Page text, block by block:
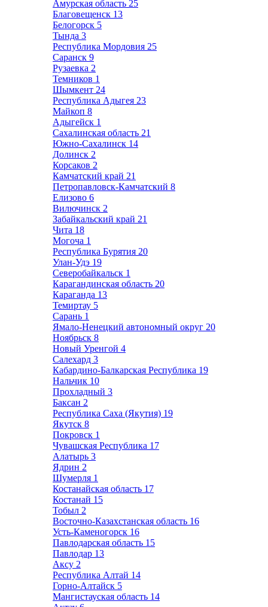
Амурская область 25
Благовещенск 13
Белогорск 5
Тында 3
Республика Мордовия 25
Саранск 9
Рузаевка 2
Темников 1
Шымкент 24
Республика Адыгея 23
Майкоп 8
Адыгейск 1
Сахалинская область 21
Южно-Сахалинск 14
Долинск 2
Корсаков 2
Камчатский край 21
Петропавловск-Камчатский 8
Елизово 6
Вилючинск 2
Забайкальский край 21
Чита 18
Могоча 1
Республика Бурятия 20
Улан-Удэ 19
Северобайкальск 1
Карагандинская область 20
Караганда 13
Темиртау 5
Сарань 1
Ямало-Ненецкий автономный округ 20
Ноябрьск 8
Новый Уренгой 4
Салехард 3
Кабардино-Балкарская Республика 19
Нальчик 10
Прохладный 3
Баксан 2
Республика Саха (Якутия) 19
Якутск 8
Покровск 1
Чувашская Республика 17
Алатырь 3
Ядрин 2
Шумерля 1
Костанайская область 17
Костанай 15
Тобыл 2
Восточно-Казахстанская область 16
Усть-Каменогорск 16
Павлодарская область 15
Павлодар 13
Аксу 2
Республика Алтай 14
Горно-Алтайск 5
Мангистауская область 14